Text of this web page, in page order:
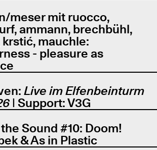
meser mit ruocco,
ammann, brechbühl,
mauchle:
- pleasure as
Live im Elfenbeinturm
| Support: V3G
Sound #10: Doom!
& As in Plastic